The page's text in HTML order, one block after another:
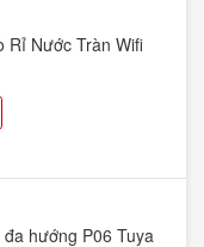
Rỉ Nước Tràn Wifi
hướng P06 Tuya